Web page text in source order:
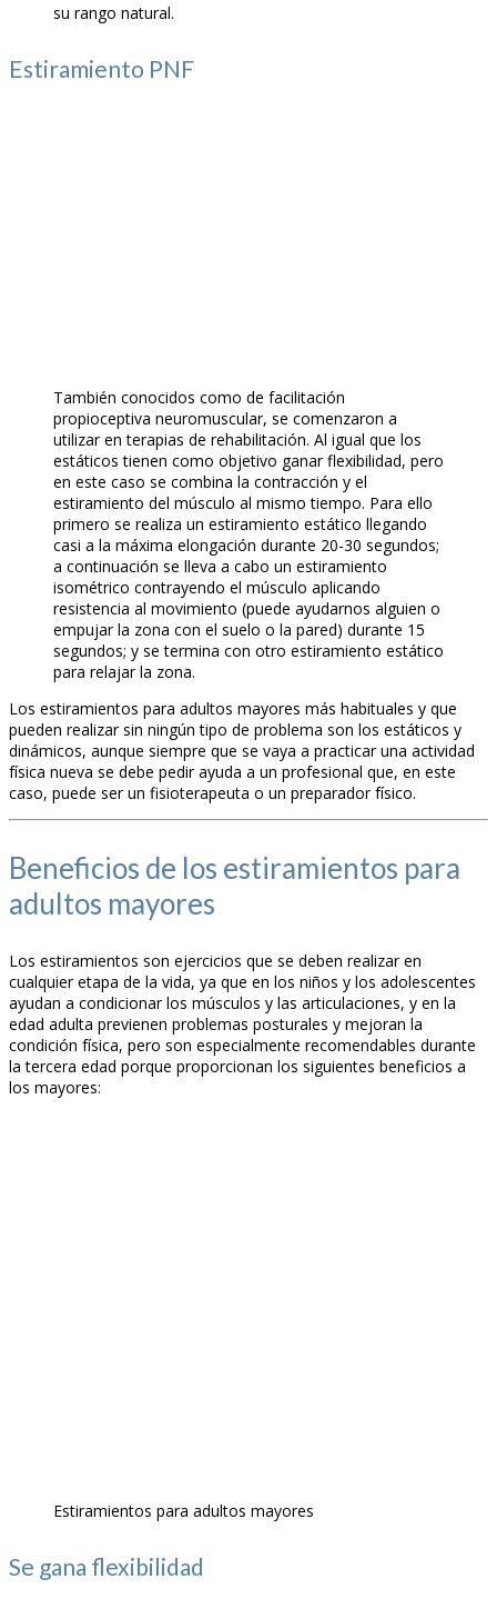
su rango natural.
Estiramiento PNF
También conocidos como de facilitación
propioceptiva neuromuscular, se comenzaron a
utilizar en terapias de rehabilitación. Al igual que los
estáticos tienen como objetivo ganar flexibilidad, pero
en este caso se combina la contracción y el
estiramiento del músculo al mismo tiempo. Para ello
primero se realiza un estiramiento estático llegando
casi a la máxima elongación durante 20-30 segundos;
a continuación se lleva a cabo un estiramiento
isométrico contrayendo el músculo aplicando
resistencia al movimiento (puede ayudarnos alguien o
empujar la zona con el suelo o la pared) durante 15
segundos; y se termina con otro estiramiento estático
para relajar la zona.
Los estiramientos para adultos mayores más habituales y que
pueden realizar sin ningún tipo de problema son los estáticos y
dinámicos, aunque siempre que se vaya a practicar una actividad
física nueva se debe pedir ayuda a un profesional que, en este
caso, puede ser un fisioterapeuta o un preparador físico.
Beneficios de los estiramientos para
adultos mayores
Los estiramientos son ejercicios que se deben realizar en
cualquier etapa de la vida, ya que en los niños y los adolescentes
ayudan a condicionar los músculos y las articulaciones, y en la
edad adulta previenen problemas posturales y mejoran la
condición física, pero son especialmente recomendables durante
la tercera edad porque proporcionan los siguientes beneficios a
los mayores:
Estiramientos para adultos mayores
Se gana flexibilidad